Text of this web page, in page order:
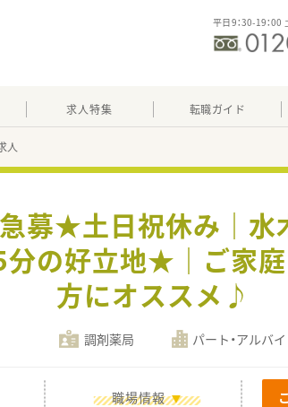
平日9：30-19：00
求人特集 転職ガイド
人
募★土日祝休み｜
の好立地★｜ご家
方にオススメ♪
調剤薬局 パート・アルバ
職場情報